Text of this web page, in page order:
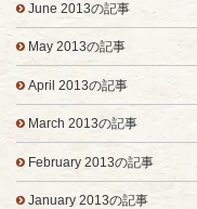
June 2013の記事
May 2013の記事
April 2013の記事
March 2013の記事
February 2013の記事
January 2013の記事